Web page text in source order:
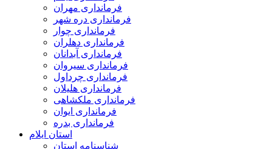
فرمانداری مهران
فرمانداری دره شهر
فرمانداری چوار
فرمانداری دهلران
فرمانداری آبدانان
فرمانداری سیروان
فرمانداری چرداول
فرمانداری هلیلان
فرمانداری ملکشاهی
فرمانداری ایوان
فرمانداری بدره
استان ایلام
شناسنامه استان